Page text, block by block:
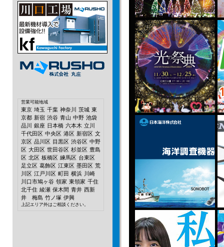
営業可能地域
東京 埼玉 千葉 神奈川 茨城 東
京都 新宿 渋谷 青山 中野 池袋
品川
銀座 日本橋 六本木 立川
千代田区 中央区 港区 新宿区 文
京区 品川区 目黒区 渋谷区 中野
区 大田区 世田谷区 杉並区 豊島
区 北区 板橋区 練馬区 台東区
足立区 葛飾区 江東区 墨田区 荒
川区 江戸川区 町田 横浜 川崎
川口市鳩ヶ谷 領家 東領家 千住
北千住 綾瀬 保木間 青井 西新
井 梅島 竹ノ塚 伊興
上記エリア外はご相談ください。